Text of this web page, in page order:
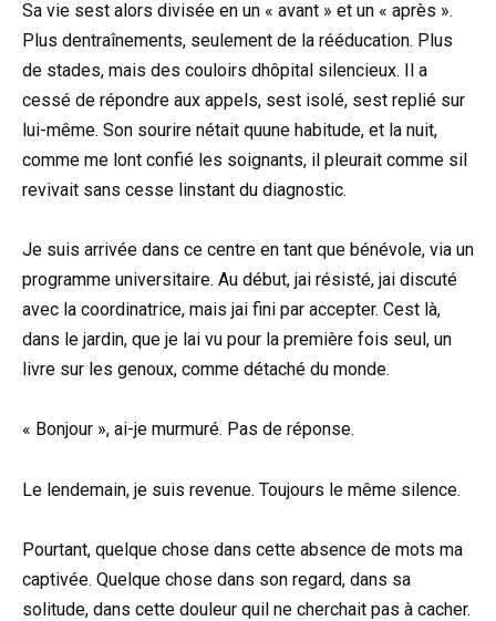
Sa vie sest alors divisée en un « avant » et un « après ».
Plus dentraînements, seulement de la rééducation. Plus
de stades, mais des couloirs dhôpital silencieux. Il a
cessé de répondre aux appels, sest isolé, sest replié sur
lui-même. Son sourire nétait quune habitude, et la nuit,
comme me lont confié les soignants, il pleurait comme sil
revivait sans cesse linstant du diagnostic.
Je suis arrivée dans ce centre en tant que bénévole, via un
programme universitaire. Au début, jai résisté, jai discuté
avec la coordinatrice, mais jai fini par accepter. Cest là,
dans le jardin, que je lai vu pour la première fois seul, un
livre sur les genoux, comme détaché du monde.
« Bonjour », ai-je murmuré. Pas de réponse.
Le lendemain, je suis revenue. Toujours le même silence.
Pourtant, quelque chose dans cette absence de mots ma
captivée. Quelque chose dans son regard, dans sa
solitude, dans cette douleur quil ne cherchait pas à cacher.